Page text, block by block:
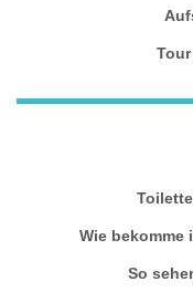
Wie bekomme
So